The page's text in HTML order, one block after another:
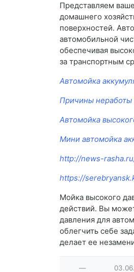
Представляем
домашнего
поверхностей.
автомобильной
обеспечивая
за транспортным
Автомойка
Причины неработы
Автомойка
Мини автомойка
http://news-
https://
Мойка высокого
действий. Вы
давления для
облегчить себе
делает ее
—